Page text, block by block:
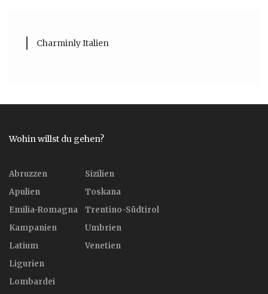
Charminly Italien
Wohin willst du gehen?
Abruzzen
Apulien
Emilia-Romagna
Kampanien
Latium
Ligurien
Lombardei
Sizilien
Toskana
Trentino-Südtirol
Umbrien
Venetien